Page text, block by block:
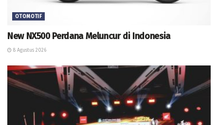
OTOMOTIF
New NX500 Perdana Meluncur di Indonesia
8 Agustus 2026